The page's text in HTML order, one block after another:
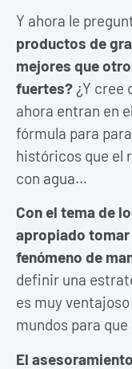
Y ahora le
productos de
mejores que
fuertes? ¿Y cree
ahora entran en
fórmula para
históricos que el
con agua…
Con el tema de
apropiado
fenómeno de
definir una
es muy
mundos para
El